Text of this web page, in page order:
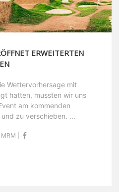
ERWEITERTEN
Wettervorhersage mit
hatten, mussten wir uns
am kommenden
zu verschieben. ...
|